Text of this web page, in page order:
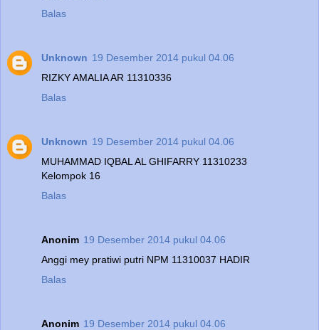
Balas
Unknown 19 Desember 2014 pukul 04.06
RIZKY AMALIA AR 11310336
Balas
Unknown 19 Desember 2014 pukul 04.06
MUHAMMAD IQBAL AL GHIFARRY 11310233
Kelompok 16
Balas
Anonim 19 Desember 2014 pukul 04.06
Anggi mey pratiwi putri NPM 11310037 HADIR
Balas
Anonim 19 Desember 2014 pukul 04.06